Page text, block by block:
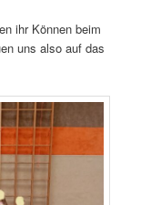
ihr Können beim
uns also auf das